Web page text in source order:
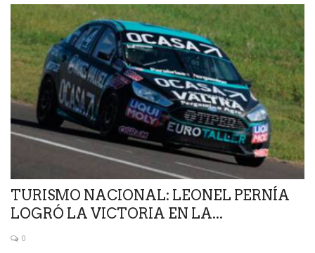
TURISMO NACIONAL: LEONEL PERNÍA
LOGRÓ LA VICTORIA EN LA...
0